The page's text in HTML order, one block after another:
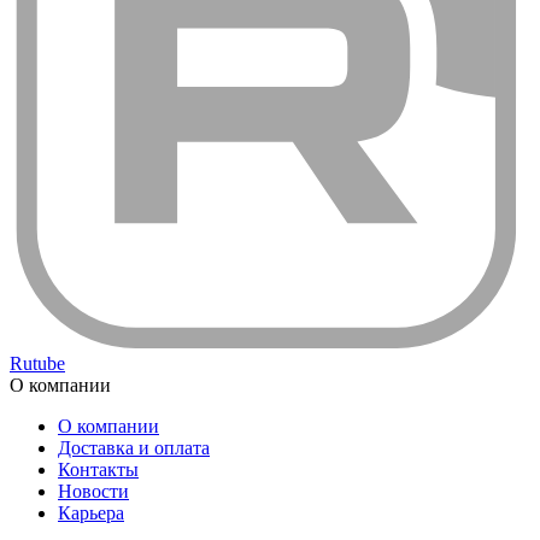
Rutube
О компании
О компании
Доставка и оплата
Контакты
Новости
Карьера